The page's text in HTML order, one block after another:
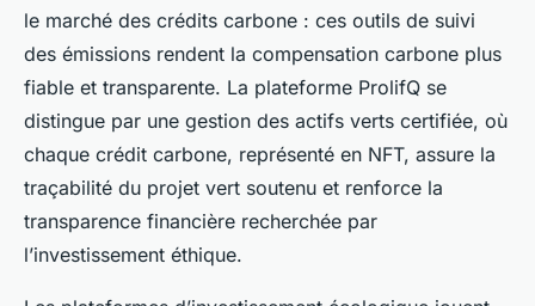
le marché des crédits carbone : ces outils de suivi
des émissions rendent la compensation carbone plus
fiable et transparente. La plateforme ProlifQ se
distingue par une gestion des actifs verts certifiée, où
chaque crédit carbone, représenté en NFT, assure la
traçabilité du projet vert soutenu et renforce la
transparence financière recherchée par
l’investissement éthique.